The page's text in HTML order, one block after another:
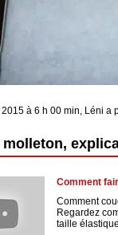
à 6 h 00 min, Léni a
molleton,
Comment
Comment
Regardez
taille